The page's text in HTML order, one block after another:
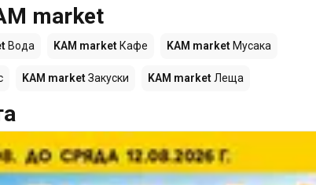
market
Вода KAM market Кафе KAM market Мусака
KAM marketЗакуски KAM market Леща